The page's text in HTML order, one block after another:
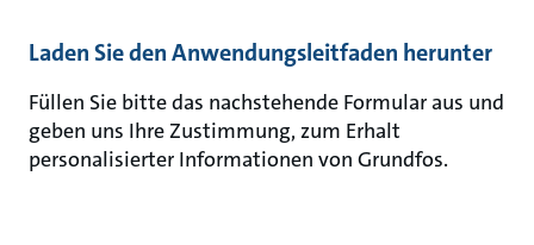
Laden Sie den Anwendungsleitfaden herunter
Füllen Sie bitte das nachstehende Formular aus und
geben uns Ihre Zustimmung, zum Erhalt
personalisierter Informationen von Grundfos.